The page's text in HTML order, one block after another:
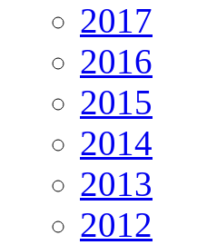
2017
2016
2015
2014
2013
2012